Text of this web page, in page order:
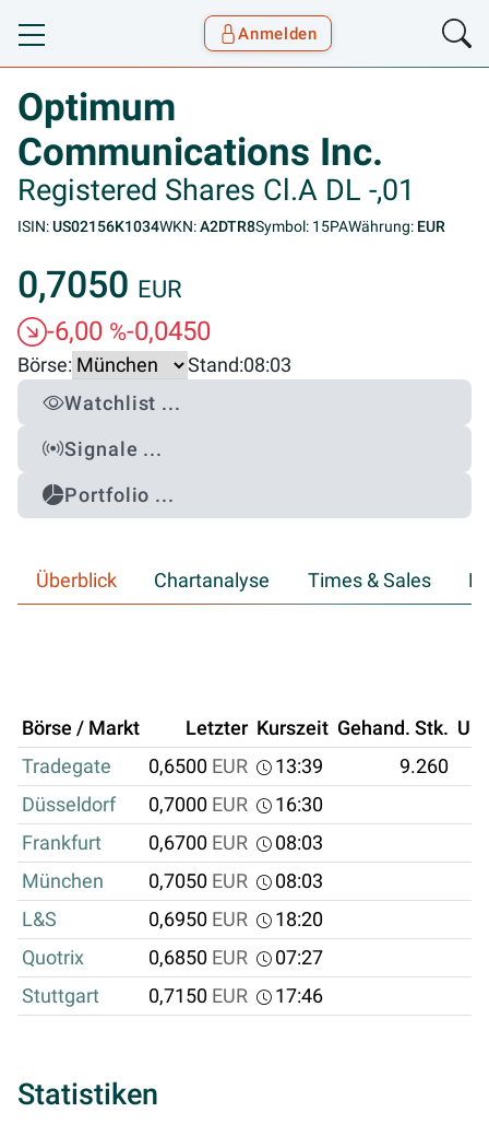
Toggle navigation
Anmelden
Optimum
Communications Inc.
Registered Shares Cl.A DL -,01
ISIN:US02156K1034WKN:A2DTR8Symbol: 15PAWährung: EUR
0,7050 EUR
-6,00 %-0,0450
Börse: Stand:08:03
Watchlist ...
Signale ...
Portfolio ...
Überblick Chartanalyse Times & Sales
Börse / Markt Letzter Kurszeit Gehand. Stk.
Tradegate
0,6500 EUR 13:39
9.260
Düsseldorf
0,7000 EUR
16:30
Frankfurt
0,6700 EUR
08:03
München
0,7050 EUR
08:03
L&S
0,6950 EUR
18:20
Quotrix
0,6850 EUR
07:27
Stuttgart
0,7150 EUR 17:46
Statistiken